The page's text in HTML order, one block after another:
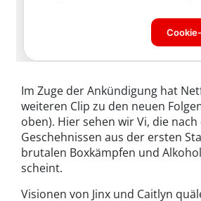
Im Zuge der Ankündigung hat
weiteren Clip zu den neuen
oben). Hier sehen wir Vi, die nach
Geschehnissen aus der ersten
brutalen Boxkämpfen und
scheint.
Visionen von Jinx und Caitlyn